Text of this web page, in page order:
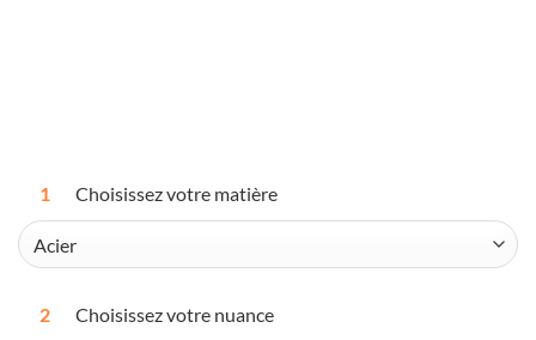
1 Choisissez votre matière
2 Choisissez votre nuance